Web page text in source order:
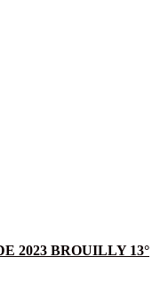
2023 BROUILLY 13°